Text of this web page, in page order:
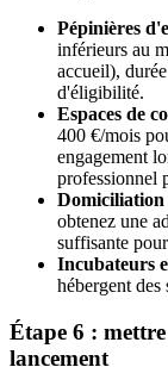
Pépinières
inférieurs au
accueil),
d'éligibilité.
Espaces de
400 €/mois
engagement
professionnel
obtenez une
suffisante
Incubateurs
hébergent des
Étape 6 :
lancement